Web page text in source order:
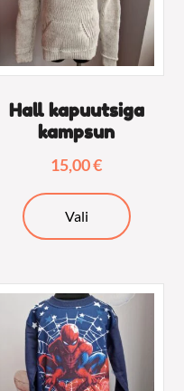
Hall kapuutsiga
kampsun
15,00€
Vali
tootel
varianti.